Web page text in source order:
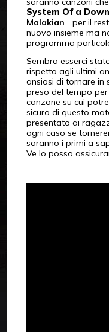
System Of a Down
Malakian… per il
nuovo insieme ma
programma
Sembra esserci
rispetto agli ultimi
ansiosi di tornare in
preso del tempo per
canzone su cui
sicuro di questo
presentato ai
ogni caso se
saranno i primi a
Ve lo posso